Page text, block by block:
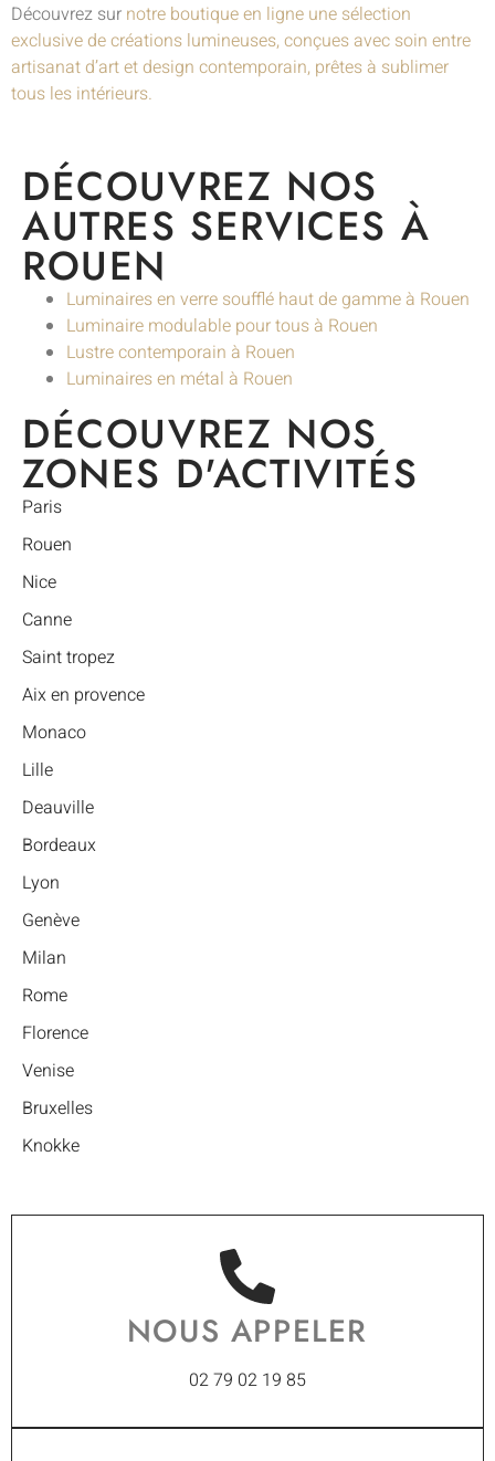
Découvrez sur notre boutique en ligne une sélection
exclusive de créations lumineuses, conçues avec soin entre
artisanat d’art et design contemporain, prêtes à sublimer
tous les intérieurs.
DÉCOUVREZ NOS
AUTRES SERVICES À
ROUEN
Luminaires en verre soufflé haut de gamme à Rouen
Luminaire modulable pour tous à Rouen
Lustre contemporain à Rouen
Luminaires en métal à Rouen
DÉCOUVREZ NOS
ZONES D'ACTIVITÉS
Paris
Rouen
Nice
Canne
Saint tropez
Aix en provence
Monaco
Lille
Deauville
Bordeaux
Lyon
Genève
Milan
Rome
Florence
Venise
Bruxelles
Knokke
NOUS APPELER
02 79 02 19 85